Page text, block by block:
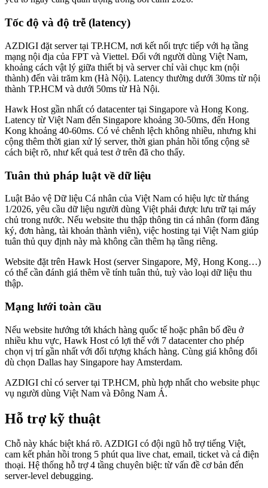
Tốc độ và độ trễ (latency)
AZDIGI đặt server tại TP.HCM, nơi kết nối trực tiếp với hạ tầng
mạng nội địa của FPT và Viettel. Đối với người dùng Việt Nam,
khoảng cách vật lý giữa thiết bị và server chỉ vài chục km (nội
thành) đến vài trăm km (Hà Nội). Latency thường dưới 30ms từ nội
thành TP.HCM và dưới 50ms từ Hà Nội.
Hawk Host gần nhất có datacenter tại Singapore và Hong Kong.
Latency từ Việt Nam đến Singapore khoảng 30-50ms, đến Hong
Kong khoảng 40-60ms. Có vẻ chênh lệch không nhiều, nhưng khi
cộng thêm thời gian xử lý server, thời gian phản hồi tổng cộng sẽ
cách biệt rõ, như kết quả test ở trên đã cho thấy.
Tuân thủ pháp luật về dữ liệu
Luật Bảo vệ Dữ liệu Cá nhân của Việt Nam có hiệu lực từ tháng
1/2026, yêu cầu dữ liệu người dùng Việt phải được lưu trữ tại máy
chủ trong nước. Nếu website thu thập thông tin cá nhân (form đăng
ký, đơn hàng, tài khoản thành viên), việc hosting tại Việt Nam giúp
tuân thủ quy định này mà không cần thêm hạ tầng riêng.
Website đặt trên Hawk Host (server Singapore, Mỹ, Hong Kong…)
có thể cần đánh giá thêm về tính tuân thủ, tuỳ vào loại dữ liệu thu
thập.
Mạng lưới toàn cầu
Nếu website hướng tới khách hàng quốc tế hoặc phân bố đều ở
nhiều khu vực, Hawk Host có lợi thế với 7 datacenter cho phép
chọn vị trí gần nhất với đối tượng khách hàng. Cùng giá không đổi
dù chọn Dallas hay Singapore hay Amsterdam.
AZDIGI chỉ có server tại TP.HCM, phù hợp nhất cho website phục
vụ người dùng Việt Nam và Đông Nam Á.
Hỗ trợ kỹ thuật
Chỗ này khác biệt khá rõ. AZDIGI có đội ngũ hỗ trợ tiếng Việt,
cam kết phản hồi trong 5 phút qua live chat, email, ticket và cả điện
thoại. Hệ thống hỗ trợ 4 tầng chuyên biệt: từ vấn đề cơ bản đến
server-level debugging.